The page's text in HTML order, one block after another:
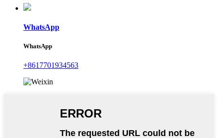
WhatsApp
WhatsApp
+8617701934563